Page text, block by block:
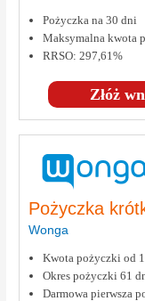
Złóż
Pożyczka na 30 dni
Maksymalna kwota
RRSO: 297,61%
Pożyczka
Wonga
Kwota pożyczki od
Okres pożyczki 61
Darmowa pierwsza